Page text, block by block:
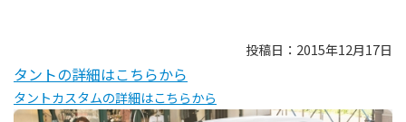
投稿日：2015年12月17日
タントの詳細はこちらから
タントカスタムの詳細はこちらから